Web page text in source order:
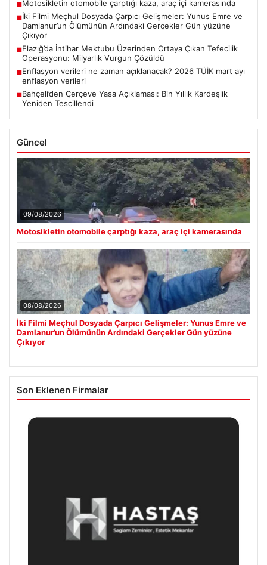
■Motosikletin otomobile çarptığı kaza, araç içi kamerasında
■İki Filmi Meçhul Dosyada Çarpıcı Gelişmeler: Yunus Emre ve
Damlanur’un Ölümünün Ardındaki Gerçekler Gün yüzüne
Çıkıyor
■Elazığ’da İntihar Mektubu Üzerinden Ortaya Çıkan Tefecilik
Operasyonu: Milyarlık Vurgun Çözüldü
■Enflasyon verileri ne zaman açıklanacak? 2026 TÜİK mart ayı
enflasyon verileri
■Bahçeli’den Çerçeve Yasa Açıklaması: Bin Yıllık Kardeşlik
Yeniden Tescillendi
Güncel
09/08/2026
Motosikletin otomobile çarptığı kaza, araç içi kamerasında
08/08/2026
İki Filmi Meçhul Dosyada Çarpıcı Gelişmeler: Yunus Emre ve
Damlanur’un Ölümünün Ardındaki Gerçekler Gün yüzüne
Çıkıyor
Son Eklenen Firmalar